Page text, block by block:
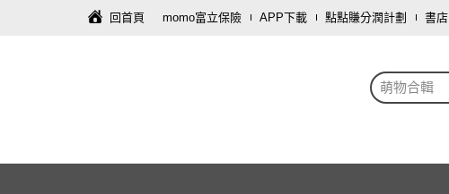
回首頁 momo富立保險 APP下載 點點賺分潤計劃 書店
萌物合輯